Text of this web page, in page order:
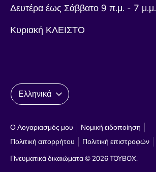
Δευτέρα έως Σάββατο 9 π.μ. - 7 μ.μ.
Κυριακή ΚΛΕΙΣΤΟ
Ο Λογαριασμός μου
Νομική ειδοποίηση
Πολιτική απορρήτου
Πολιτική επιστροφών
Πνευματικά δικαιώματα © 2026TOYBOX.
Γλώσσα
Ελληνικά